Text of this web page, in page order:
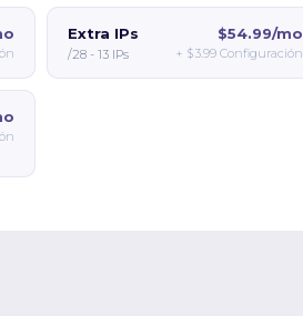
Extra IPs
/28 - 13 IPs
$54.99/mo
+ $3.99 Configuración